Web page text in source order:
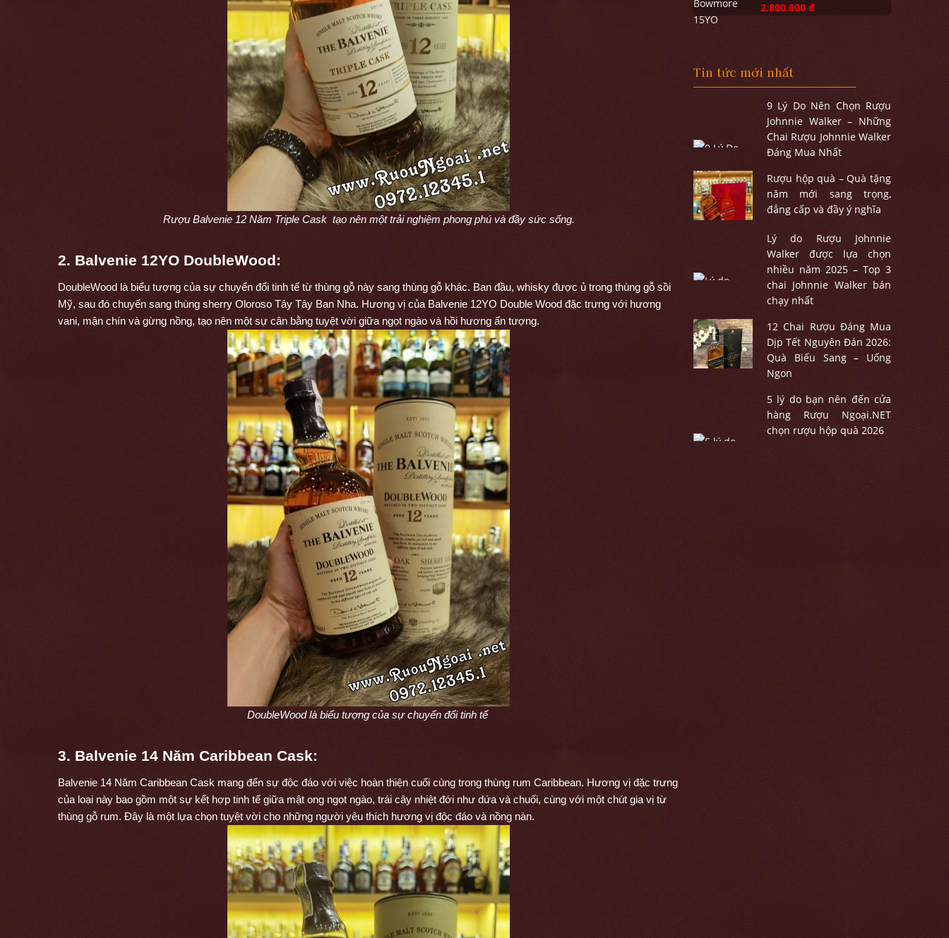
Rượu Balvenie 12 Năm Triple Cask  tạo nên một trải nghiệm phong phú và đầy sức sống.
2. Balvenie 12YO DoubleWood:
DoubleWood là biểu tượng của sự chuyển đổi tinh tế từ thùng gỗ này sang thùng gỗ khác. Ban đầu, whisky được ủ trong thùng gỗ sồi
Mỹ, sau đó chuyển sang thùng sherry Oloroso Tây Tây Ban Nha. Hương vị của Balvenie 12YO Double Wood đặc trưng với hương
vani, mận chín và gừng nồng, tạo nên một sự cân bằng tuyệt vời giữa ngọt ngào và hồi hương ấn tượng.
DoubleWood là biểu tượng của sự chuyển đổi tinh tế
3. Balvenie 14 Năm Caribbean Cask:
Balvenie 14 Năm Caribbean Cask mang đến sự độc đáo với việc hoàn thiện cuối cùng trong thùng rum Caribbean. Hương vị đặc trưng
của loại này bao gồm một sự kết hợp tinh tế giữa mật ong ngọt ngào, trái cây nhiệt đới như dứa và chuối, cùng với một chút gia vị từ
thùng gỗ rum. Đây là một lựa chọn tuyệt vời cho những người yêu thích hương vị độc đáo và nồng nàn.
2.800.000 đ
Tin tức mới nhất
9 Lý Do Nên Chọn Rượu
Johnnie Walker – Những
Chai Rượu Johnnie Walker
Đáng Mua Nhất
Rượu hộp quà – Quà tặng
năm mới sang trọng,
đẳng cấp và đầy ý nghĩa
Lý do Rượu Johnnie
Walker được lựa chọn
nhiều năm 2025 – Top 3
chai Johnnie Walker bán
chạy nhất
12 Chai Rượu Đáng Mua
Dịp Tết Nguyên Đán 2026:
Quà Biếu Sang – Uống
Ngon
5 lý do bạn nên đến cửa
hàng Rượu Ngoại.NET
chọn rượu hộp quà 2026